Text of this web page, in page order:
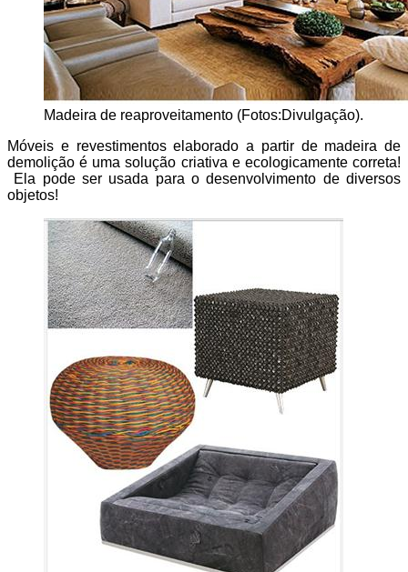
Madeira de reaproveitamento (Fotos:Divulgação).
Móveis e revestimentos elaborado a partir de madeira de
demolição é uma solução criativa e ecologicamente correta!
Ela pode ser usada para o desenvolvimento de diversos
objetos!